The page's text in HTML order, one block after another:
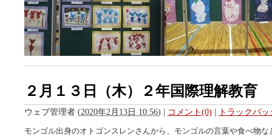
２月１３日（木）２年国際理解教育
ウェブ管理者 (2020年2月13日 10:56) | コメント(0) | トラックバ
モンゴル出身のオトゴンスレンさんから、モンゴルの言葉や食べ物な